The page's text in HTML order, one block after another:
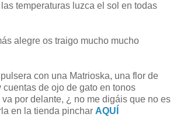
temperaturas luzca el sol en todas
alegre os traigo mucho mucho
con una Matrioska, una flor de
de ojo de gato en tonos
por delante, ¿ no me digáis que no es
en la tienda pinchar AQUÍ